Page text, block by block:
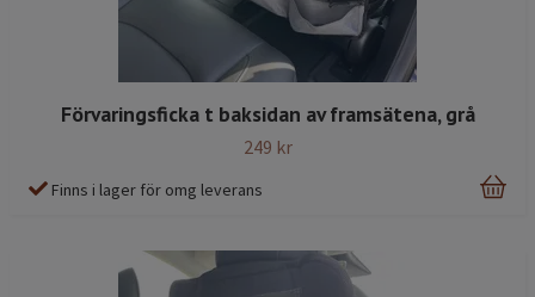
Förvaringsficka t baksidan av framsätena, grå
249 kr
Finns i lager för omg leverans